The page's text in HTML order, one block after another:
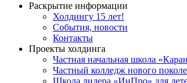
Раскрытие информации
Холдингу 15 лет!
События, новости
Контакты
Проекты холдинга
Частная начальная школа
Частный колледж нового